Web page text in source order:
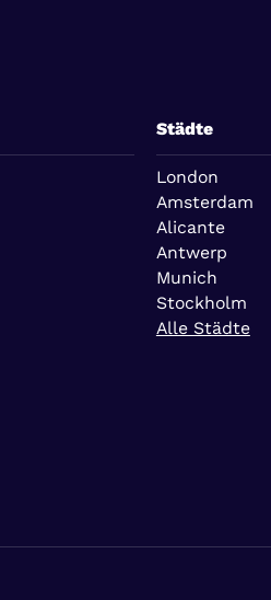
Städte
London
Amsterdam
Alicante
Antwerp
Munich
Stockholm
Alle Städte